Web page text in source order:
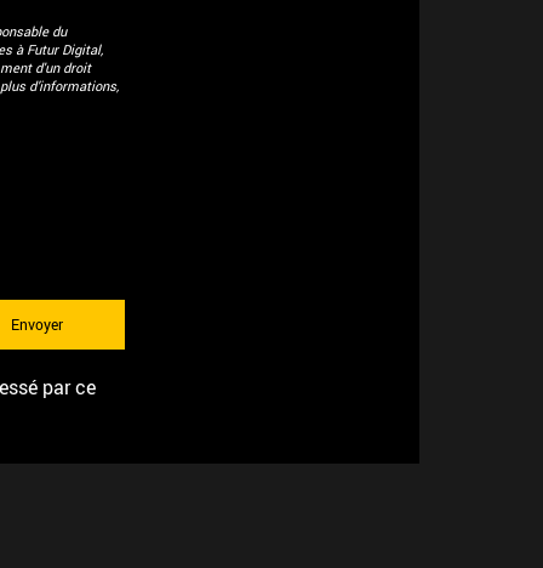
du
à Futur Digital,
d'un droit
d’informations,
par ce